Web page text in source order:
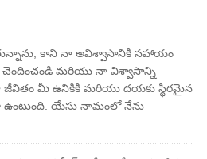
కాని నా అవిశ్వాసానికి సహాయం
మరియు నా విశ్వాసాన్ని
జీవితం మీ ఉనికికి మరియు దయకు స్థిరమైన
ఉంటుంది. యేసు నామంలో నేను